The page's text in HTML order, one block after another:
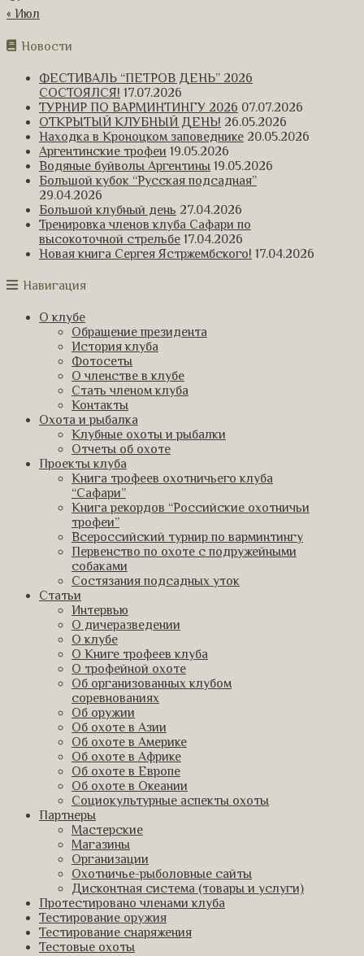
« Июл
Новости
ФЕСТИВАЛЬ “ПЕТРОВ ДЕНЬ” 2026
СОСТОЯЛСЯ! 17.07.2026
ТУРНИР ПО ВАРМИНТИНГУ 2026 07.07.2026
ОТКРЫТЫЙ КЛУБНЫЙ ДЕНЬ! 26.05.2026
Находка в Кроноцком заповеднике 20.05.2026
Аргентинские трофеи 19.05.2026
Водяные буйволы Аргентины 19.05.2026
Большой кубок “Русская подсадная”
29.04.2026
Большой клубный день 27.04.2026
Тренировка членов клуба Сафари по
высокоточной стрельбе 17.04.2026
Новая книга Сергея Ястржембского! 17.04.2026
Навигация
О клубе
Обращение президента
История клуба
Фотосеты
О членстве в клубе
Стать членом клуба
Контакты
Охота и рыбалка
Клубные охоты и рыбалки
Отчеты об охоте
Проекты клуба
Книга трофеев охотничьего клуба
“Сафари”
Книга рекордов “Российские охотничьи
трофеи”
Всероссийский турнир по варминтингу
Первенство по охоте с подружейными
собаками
Состязания подсадных уток
Статьи
Интервью
О дичеразведении
О клубе
О Книге трофеев клуба
О трофейной охоте
Об организованных клубом
соревнованиях
Об оружии
Об охоте в Азии
Об охоте в Америке
Об охоте в Африке
Об охоте в Европе
Об охоте в Океании
Социокультурные аспекты охоты
Партнеры
Мастерские
Магазины
Организации
Охотничье-рыболовные сайты
Дисконтная система (товары и услуги)
Протестировано членами клуба
Тестирование оружия
Тестирование снаряжения
Тестовые охоты